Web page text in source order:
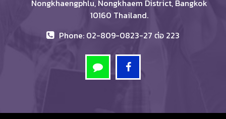
Nongkhaengphlu, Nongkhaem District, Bangkok
10160 Thailand.
Phone: 02-809-0823-27 ต่อ 223